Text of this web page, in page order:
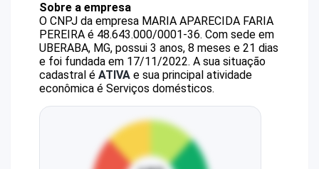
Sobre a empresa
O CNPJ da empresa MARIA APARECIDA FARIA
PEREIRA é 48.643.000/0001-36. Com sede em
UBERABA, MG, possui 3 anos, 8 meses e 21 dias
e foi fundada em 17/11/2022. A sua situação
cadastral é ATIVA e sua principal atividade
econômica é Serviços domésticos.